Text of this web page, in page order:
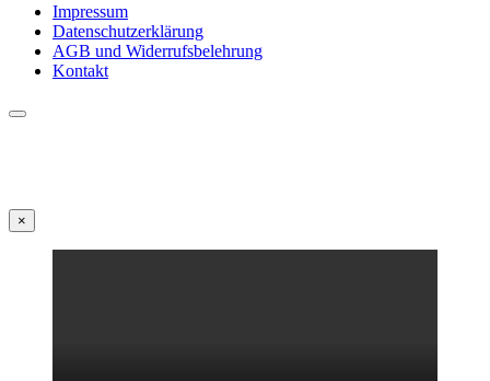
Impressum
Datenschutzerklärung
AGB und Widerrufsbelehrung
Kontakt
×